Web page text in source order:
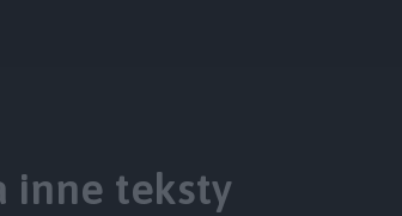
inne teksty